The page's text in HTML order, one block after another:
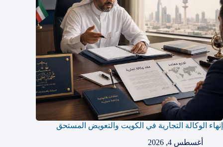
إنهاء الوكالة التجارية في الكويت والتعويض المستحق
أغسطس 4, 2026